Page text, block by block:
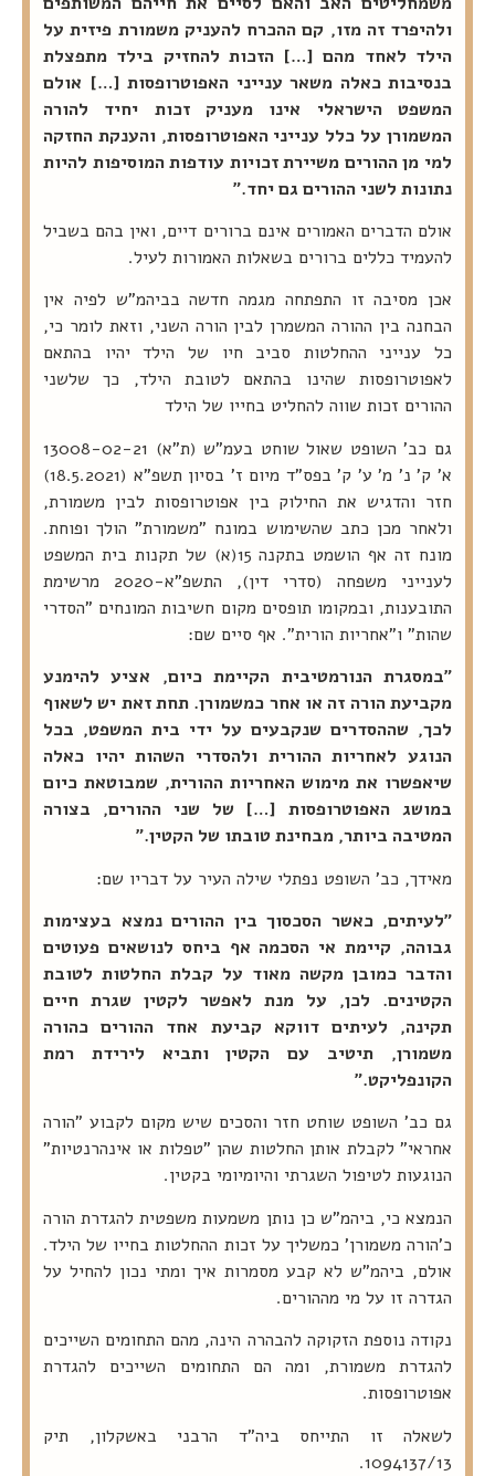
ולהיפרד זה מזו, קם ההכרח להעניק משמורת פיזית על
הילד לאחד מהם […] הזכות להחזיק בילד מתפצלת
בנסיבות כאלה משאר ענייני האפוטרופסות […] אולם
המשפט הישראלי אינו מעניק זכות יחיד להורה
המשמורן על כלל ענייני האפוטרופסות, והענקת החזקה
למי מן ההורים משיירת זכויות עודפות המוסיפות להיות
נתונות לשני ההורים גם יחד."
אולם הדברים האמורים אינם ברורים דיים, ואין בהם בשביל
להעמיד כללים ברורים בשאלות האמורות לעיל.
אכן מסיבה זו התפתחה מגמה חדשה בביהמ"ש לפיה אין
הבחנה בין ההורה המשמרן לבין הורה השני, וזאת לומר כי,
כל ענייני ההחלטות סביב חיו של הילד יהיו בהתאם
לאפוטרופסות שהינו בהתאם לטובת הילד, כך שלשני
ההורים זכות שווה להחליט בחייו של הילד
א' ק' נ' מ' ע' ק' בפס"ד מיום ז' בסיון תשפ"א (18.5.2021)
חזר והדגיש את החילוק בין אפוטרופסות לבין משמורת,
ולאחר מכן כתב שהשימוש במונח "משמורת" הולך ופוחת.
מונח זה אף הושמט בתקנה 15(א) של תקנות בית המשפט
לענייני משפחה (סדרי דין), התשפ"א-2020 מרשימת
התובענות, ובמקומו תופסים מקום חשיבות המונחים "הסדרי
שהות" ו"אחריות הורית". אף סיים שם:
"במסגרת הנורמטיבית הקיימת כיום, אציע להימנע
מקביעת הורה זה או אחר כמשמורן. תחת זאת יש לשאוף
לכך, שההסדרים שנקבעים על ידי בית המשפט, בכל
הנוגע לאחריות ההורית ולהסדרי השהות יהיו כאלה
שיאפשרו את מימוש האחריות ההורית, שמבוטאת כיום
במושג האפוטרופסות […] של שני ההורים, בצורה
המטיבה ביותר, מבחינת טובתו של הקטין."
מאידך, כב' השופט נפתלי שילה העיר על דבריו שם:
"לעיתים, כאשר הסכסוך בין ההורים נמצא בעצימות
גבוהה, קיימת אי הסכמה אף ביחס לנושאים פעוטים
והדבר כמובן מקשה מאוד על קבלת החלטות לטובת
הקטינים. לכן, על מנת לאפשר לקטין שגרת חיים
תקינה, לעיתים דווקא קביעת אחד ההורים כהורה
משמורן, תיטיב עם הקטין ותביא לירידת רמת
הקונפליקט."
גם כב' השופט שוחט חזר והסכים שיש מקום לקבוע "הורה
אחראי" לקבלת אותן החלטות שהן "טפלות או אינהרנטיות"
הנוגעות לטיפול השגרתי והיומיומי בקטין.
הנמצא כי, ביהמ"ש כן נותן משמעות משפטית להגדרת הורה
כ'הורה משמורן' כמשליך על זכות ההחלטות בחייו של הילד.
אולם, ביהמ"ש לא קבע מסמרות איך ומתי נכון להחיל על
הגדרה זו על מי מההורים.
נקודה נוספת הזקוקה להבהרה הינה, מהם התחומים השייכים
להגדרת משמורת, ומה הם התחומים השייכים להגדרת
אפוטרופסות.
לשאלה זו התייחס ביה"ד הרבני באשקלון, תיק
1094137/13.